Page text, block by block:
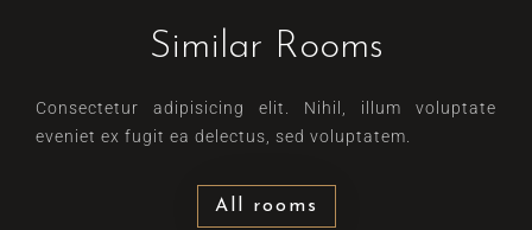
Similar Rooms
Consectetur adipisicing elit. Nihil, illum voluptate
eveniet ex fugit ea delectus, sed voluptatem.
All rooms